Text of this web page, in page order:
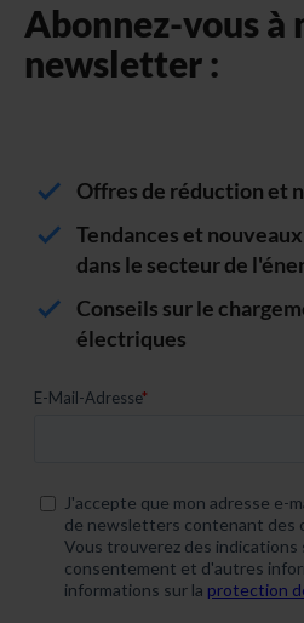
Abonnez-vous à
newsletter :
Offres de réduction et
Tendances et
dans le secteur de
Conseils sur le
électriques